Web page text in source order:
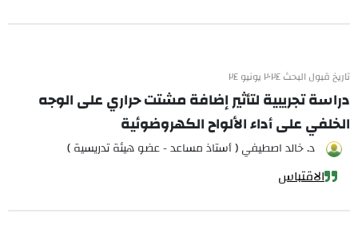
تاريخ قبول البحث ٢٠٢٤ يونيو ٢٤
دراسة تجريبية لتأثير إضافة مشتت حراري على الوجه
الخلفي على أداء الألواح الكهروضوئية
د. خالد اصطيفي ( أستاذ مساعد - عضو هيئة تدريسية )
الاقتباس